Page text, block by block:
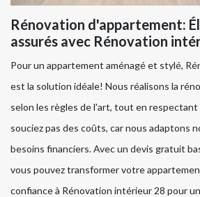
Rénovation d'appartement:
assurés avec Rénovation
Pour un appartement aménagé et stylé,
est la solution idéale! Nous réalisons la
selon les règles de l'art, tout en
souciez pas des coûts, car nous adaptons
besoins financiers. Avec un devis gratuit
vous pouvez transformer votre
confiance à Rénovation intérieur 28 pour